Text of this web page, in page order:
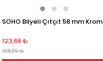
SOHO Bilyeli Çıtçıt 58 mm Krom
123,66 ₺
128,55 ₺